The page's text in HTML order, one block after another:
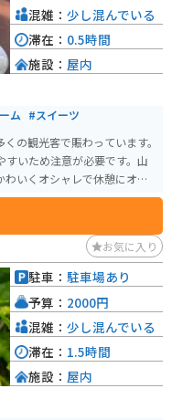
ム #スイーツ
の観光客で賑わっています。
いため注意が必要です。山
いくオシャレで休憩にオス
混雑： 少し混んでいる
滞在： 0.5時間
施設： 屋内
お気に入り
駐車： 駐車場あり
予算： 2000円
混雑： 少し混んでいる
滞在： 1.5時間
施設： 屋内